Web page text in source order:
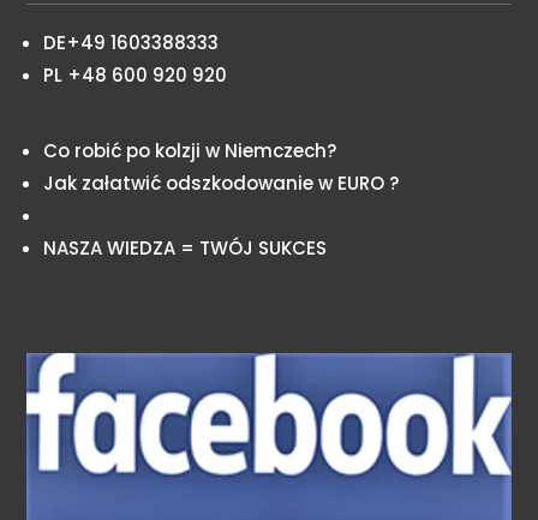
DE+49 1603388333
PL +48 600 920 920
Co robić po kolzji w Niemczech?
Jak załatwić odszkodowanie w EURO ?
NASZA WIEDZA = TWÓJ SUKCES